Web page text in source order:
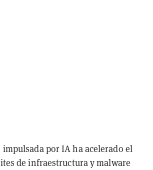
por IA ha acelerado el
de infraestructura y malware